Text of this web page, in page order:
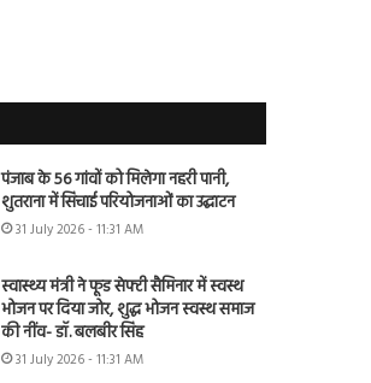
पंजाब के 56 गांवों को मिलेगा नहरी पानी,
शुतराना में सिंचाई परियोजनाओं का उद्घाटन
31 July 2026 - 11:31 AM
स्वास्थ्य मंत्री ने फूड सेफ्टी सैमिनार में स्वस्थ
भोजन पर दिया जोर, शुद्ध भोजन स्वस्थ समाज
की नींव- डॉ. बलबीर सिंह
31 July 2026 - 11:31 AM